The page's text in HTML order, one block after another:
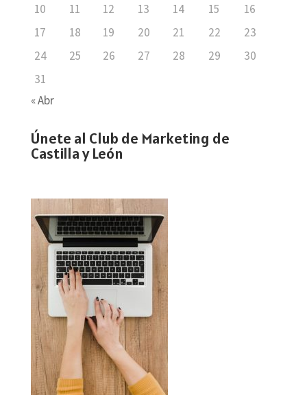
10
11 12 13 14 15
16
17
18 19 20 21 22
23
24
25 26 27 28 29
30
31
« Abr
Únete al Club de Marketing de
Castilla y León